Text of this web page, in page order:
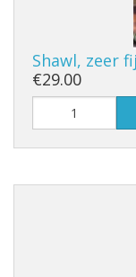
Shawl, zeer
€29.00